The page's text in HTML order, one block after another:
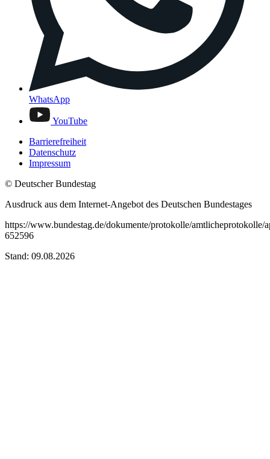
WhatsApp
YouTube
Barrierefreiheit
Datenschutz
Impressum
© Deutscher Bundestag
Ausdruck aus dem Internet-Angebot des Deutschen Bundestages
https://www.bundestag.de/dokumente/protokolle/amtlicheprotokolle/
652596
Stand: 09.08.2026